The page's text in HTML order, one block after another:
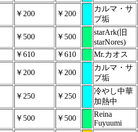
￥200 ￥200
カルマ・サ
ブ垢
￥500 ￥500
starArk(旧
starNores)
￥610 ￥610 Mr.カオス
￥200 ￥200
カルマ・サ
ブ垢
￥250 ￥250
冷やし中華
加熱中
￥500 ￥500
Reina
Fuyuumi